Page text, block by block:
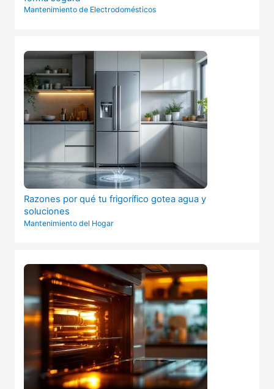
Mantenimiento de Electrodomésticos
Razones por qué tu frigorífico gotea agua y
soluciones
Mantenimiento del Hogar